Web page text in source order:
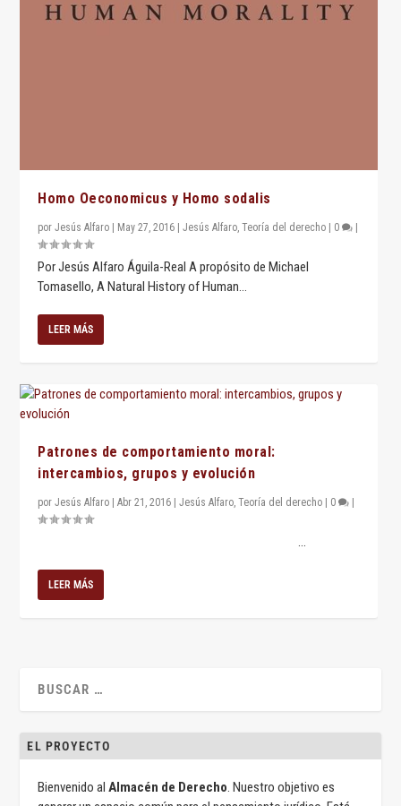
Homo Oeconomicus y Homo sodalis
porJesús Alfaro | May 27, 2016 |Jesús Alfaro ,Teoría del derecho | 0 |
Por Jesús Alfaro Águila-Real A propósito de Michael
Tomasello, A Natural History of Human...
LEER MÁS
Patrones de comportamiento moral:
intercambios, grupos y evolución
porJesús Alfaro |Abr 21, 2016 |Jesús Alfaro ,Teoría del derecho | 0 |
LEER MÁS
EL PROYECTO
Bienvenido alAlmacén de Derecho . Nuestro objetivo es